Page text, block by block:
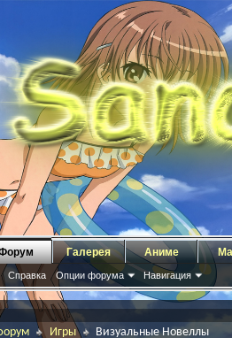
Справка Опции форума Навигация
Галерея Аниме
Игры Визуальные Новеллы